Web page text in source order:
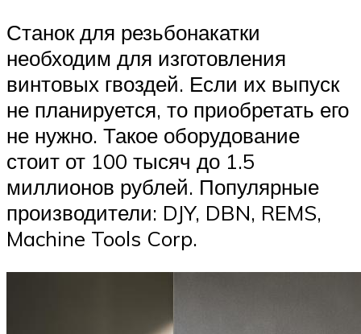
Станок для резьбонакатки
необходим для изготовления
винтовых гвоздей. Если их выпуск
не планируется, то приобретать его
не нужно. Такое оборудование
стоит от 100 тысяч до 1.5
миллионов рублей. Популярные
производители: DJY, DBN, REMS,
Machine Tools Corp.